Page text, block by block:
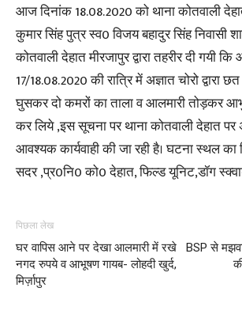
आज दिनांक 18.08.2020 को थाना कोतवाली
कुमार सिंह पुत्र स्व0 विजय बहादुर सिंह निवासी
कोतवाली देहात मीरजापुर द्वारा तहरीर दी गयी
17/18.08.2020 की रात्रि में अज्ञात चोरो द्वारा
घुसकर दो कमरों का ताला व आलमारी तोड़कर
कर लिये ,इस सूचना पर थाना कोतवाली देहात
आवश्यक कार्यवाही की जा रही है। घटना स्थल का
सदर ,प्र0नि0 को0 देहात, फिल्ड यूनिट,डॉग स्क्वाड
पिछला लेख
घर वापिस आने पर देखा आलमारी में रखे
नगद रुपये व आभूषण गायब- लोहदी खुर्द,
मिर्ज़ापुर
BSP से